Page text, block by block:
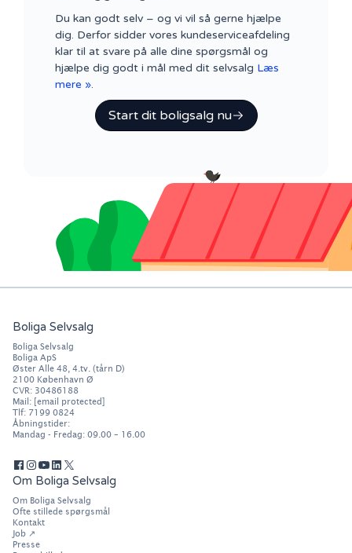
Du kan godt selv – og vi vil så gerne hjælpe
dig. Derfor sidder vores kundeserviceafdeling
klar til at svare på alle dine spørgsmål og
hjælpe dig godt i mål med dit selvsalg Læs
mere ».
Start dit boligsalg nu
Boliga Selvsalg
Boliga Selvsalg
Boliga ApS
Øster Alle 48, 4.tv. (tårn D)
2100 København Ø
CVR: 30486188
Mail: [email protected]
Tlf: 7199 0824
Åbningstider:
Mandag - Fredag: 09.00 – 16.00
Om Boliga Selvsalg
Om Boliga Selvsalg
Ofte stillede spørgsmål
Kontakt
Job ↗
Presse